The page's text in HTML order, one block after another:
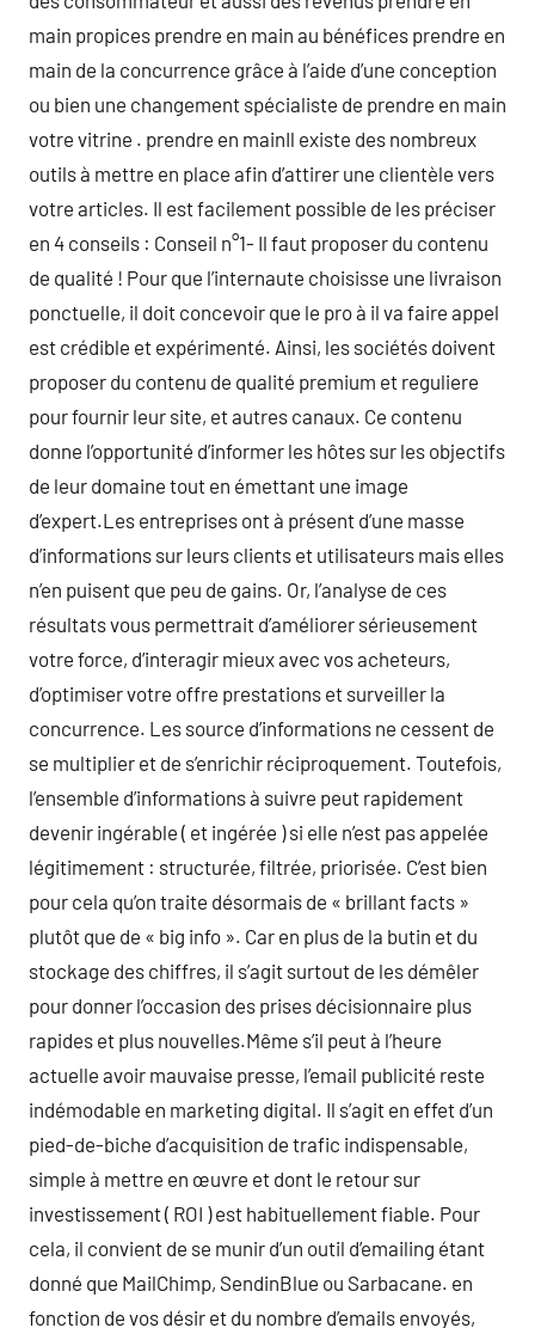
main propices prendre en main au bénéfices prendre en
main de la concurrence grâce à l’aide d’une conception
ou bien une changement spécialiste de prendre en main
votre vitrine . prendre en mainIl existe des nombreux
outils à mettre en place afin d’attirer une clientèle vers
votre articles. Il est facilement possible de les préciser
en 4 conseils : Conseil n°1- Il faut proposer du contenu
de qualité ! Pour que l’internaute choisisse une livraison
ponctuelle, il doit concevoir que le pro à il va faire appel
est crédible et expérimenté. Ainsi, les sociétés doivent
proposer du contenu de qualité premium et reguliere
pour fournir leur site, et autres canaux. Ce contenu
donne l’opportunité d’informer les hôtes sur les objectifs
de leur domaine tout en émettant une image
d’expert.Les entreprises ont à présent d’une masse
d’informations sur leurs clients et utilisateurs mais elles
n’en puisent que peu de gains. Or, l’analyse de ces
résultats vous permettrait d’améliorer sérieusement
votre force, d’interagir mieux avec vos acheteurs,
d’optimiser votre offre prestations et surveiller la
concurrence. Les source d’informations ne cessent de
se multiplier et de s’enrichir réciproquement. Toutefois,
l’ensemble d’informations à suivre peut rapidement
devenir ingérable ( et ingérée ) si elle n’est pas appelée
légitimement : structurée, filtrée, priorisée. C’est bien
pour cela qu’on traite désormais de « brillant facts »
plutôt que de « big info ». Car en plus de la butin et du
stockage des chiffres, il s’agit surtout de les démêler
pour donner l’occasion des prises décisionnaire plus
rapides et plus nouvelles.Même s’il peut à l’heure
actuelle avoir mauvaise presse, l’email publicité reste
indémodable en marketing digital. Il s’agit en effet d’un
pied-de-biche d’acquisition de trafic indispensable,
simple à mettre en œuvre et dont le retour sur
investissement ( ROI ) est habituellement fiable. Pour
cela, il convient de se munir d’un outil d’emailing étant
donné que MailChimp, SendinBlue ou Sarbacane. en
fonction de vos désir et du nombre d’emails envoyés,